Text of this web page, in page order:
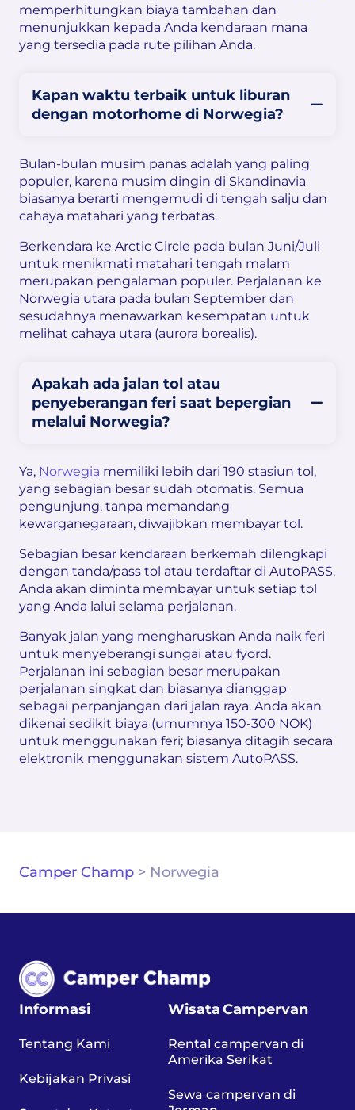
memperhitungkan biaya tambahan dan
menunjukkan kepada Anda kendaraan mana
yang tersedia pada rute pilihan Anda.
Kapan waktu terbaik untuk liburan
dengan motorhome di Norwegia?
Bulan-bulan musim panas adalah yang paling
populer, karena musim dingin di Skandinavia
biasanya berarti mengemudi di tengah salju dan
cahaya matahari yang terbatas.
Berkendara ke Arctic Circle pada bulan Juni/Juli
untuk menikmati matahari tengah malam
merupakan pengalaman populer. Perjalanan ke
Norwegia utara pada bulan September dan
sesudahnya menawarkan kesempatan untuk
melihat cahaya utara (aurora borealis).
Apakah ada jalan tol atau
penyeberangan feri saat bepergian
melalui Norwegia?
Ya, Norwegia memiliki lebih dari 190 stasiun tol,
yang sebagian besar sudah otomatis. Semua
pengunjung, tanpa memandang
kewarganegaraan, diwajibkan membayar tol.
Sebagian besar kendaraan berkemah dilengkapi
dengan tanda/pass tol atau terdaftar di AutoPASS.
Anda akan diminta membayar untuk setiap tol
yang Anda lalui selama perjalanan.
Banyak jalan yang mengharuskan Anda naik feri
untuk menyeberangi sungai atau fyord.
Perjalanan ini sebagian besar merupakan
perjalanan singkat dan biasanya dianggap
sebagai perpanjangan dari jalan raya. Anda akan
dikenai sedikit biaya (umumnya 150-300 NOK)
untuk menggunakan feri; biasanya ditagih secara
elektronik menggunakan sistem AutoPASS.
Camper Champ > Norwegia
Informasi
Tentang Kami
Kebijakan Privasi
Wisata Campervan
Rental campervan di
Amerika Serikat
Sewa campervan di